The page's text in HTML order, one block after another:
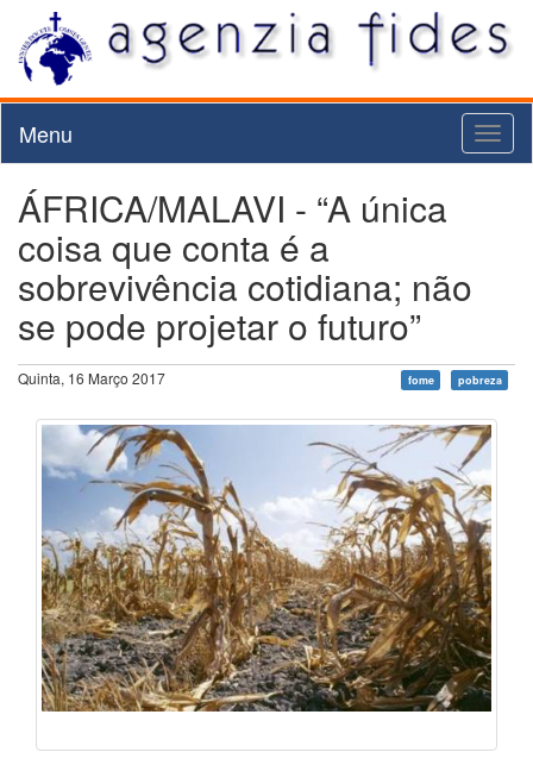
Menu
ÁFRICA/MALAVI - “A única
coisa que conta é a
sobrevivência cotidiana; não
se pode projetar o futuro”
Quinta, 16 Março 2017 fome pobreza